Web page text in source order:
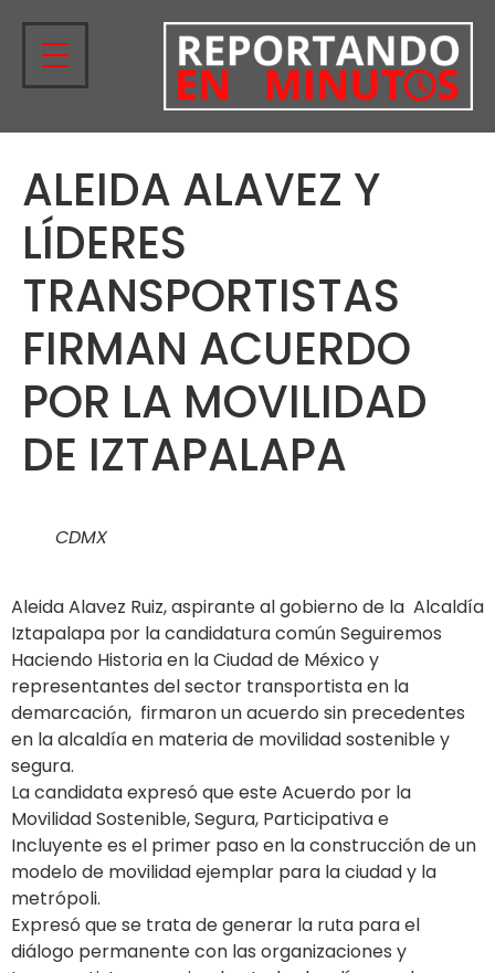
ALEIDA ALAVEZ Y
LÍDERES
TRANSPORTISTAS
FIRMAN ACUERDO
POR LA MOVILIDAD
DE IZTAPALAPA
CDMX
Aleida Alavez Ruiz, aspirante al gobierno de la Alcaldía
Iztapalapa por la candidatura común Seguiremos
Haciendo Historia en la Ciudad de México y
representantes del sector transportista en la
demarcación, firmaron un acuerdo sin precedentes
en la alcaldía en materia de movilidad sostenible y
segura.
La candidata expresó que este Acuerdo por la
Movilidad Sostenible, Segura, Participativa e
Incluyente es el primer paso en la construcción de un
modelo de movilidad ejemplar para la ciudad y la
metrópoli.
Expresó que se trata de generar la ruta para el
diálogo permanente con las organizaciones y